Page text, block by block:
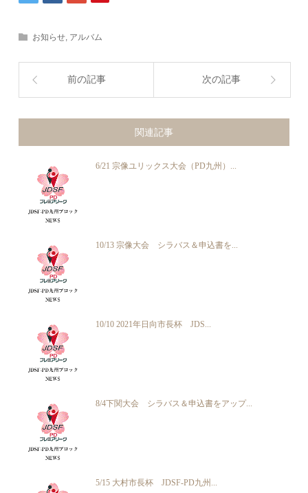
お知らせ アルバム
前の記事 次の記事
関連記事
6/21 宗像ユリックス大会（PD九州）...
10/13 宗像大会 シラバス＆申込書を...
10/10 2021年日向市長杯 JDS...
8/4下関大会 シラバス＆申込書をアップ...
5/15 大村市長杯 JDSF-PD九州...